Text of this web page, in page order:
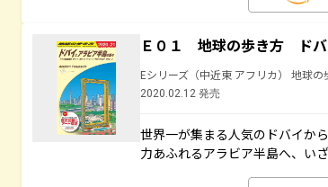
Ｅ０１ 地球の歩き方 ドバ
Eシリーズ（中近東 アフリカ） 地球の
2020.02.12 発売
世界一が集まる人気のドバイか
力あふれるアラビア半島へ、い